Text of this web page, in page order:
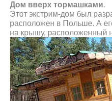
Дом вверх тормашками.
Этот экстрим-дом был
расположен в Польше. А
на крышу, расположенный